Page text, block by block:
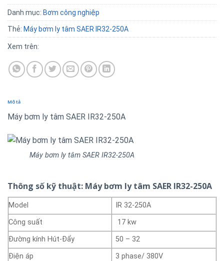
Danh mục: Bơm công nghiệp
Thẻ: Máy bơm ly tâm SAER IR32-250A
Xem trên:
Mô tả
Máy bơm ly tâm SAER IR32-250A
Máy bơm ly tâm SAER IR32-250A
Thông số kỹ thuật: Máy bơm ly tâm SAER IR32-250A
Model
IR 32-250A
Công suất
17 kw
Đường kính Hút-Đẩy
50 – 32
Điện áp
3 phase/ 380V